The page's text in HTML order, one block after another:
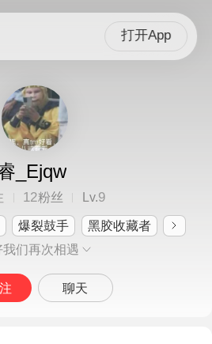
打开App
_Ejqw
12粉丝 Lv.9
爆裂鼓手
黑胶收藏者
我们再次相遇
聊天